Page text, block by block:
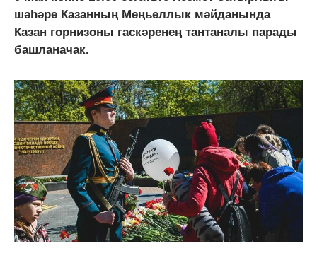
шәһәре Казанның Меңьеллык мәйданында
Казан горнизоны гаскәренең тантаналы парады
башланачак.